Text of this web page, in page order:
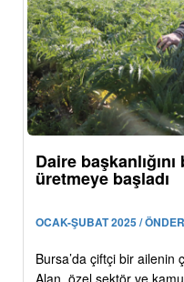
Daire
üretmeye başladı
OCAK-ŞUBAT 2025 /
Bursa’da çiftçi bir ailenin
Alan, özel sektör ve